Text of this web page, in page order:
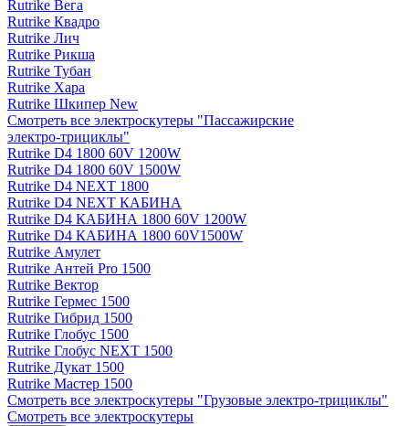
Rutrike Вега
Rutrike Квадро
Rutrike Лич
Rutrike Рикша
Rutrike Тубан
Rutrike Хара
Rutrike Шкипер New
Смотреть все электро­скутеры "Пассажирские
электро‑трициклы"
Rutrike D4 1800 60V 1200W
Rutrike D4 1800 60V 1500W
Rutrike D4 NEXT 1800
Rutrike D4 NEXT КАБИНА
Rutrike D4 КАБИНА 1800 60V 1200W
Rutrike D4 КАБИНА 1800 60V1500W
Rutrike Амулет
Rutrike Антей Pro 1500
Rutrike Вектор
Rutrike Гермес 1500
Rutrike Гибрид 1500
Rutrike Глобус 1500
Rutrike Глобус NEXT 1500
Rutrike Дукат 1500
Rutrike Мастер 1500
Смотреть все электро­скутеры "Грузовые электро‑трициклы"
Смотреть все электро­скутеры